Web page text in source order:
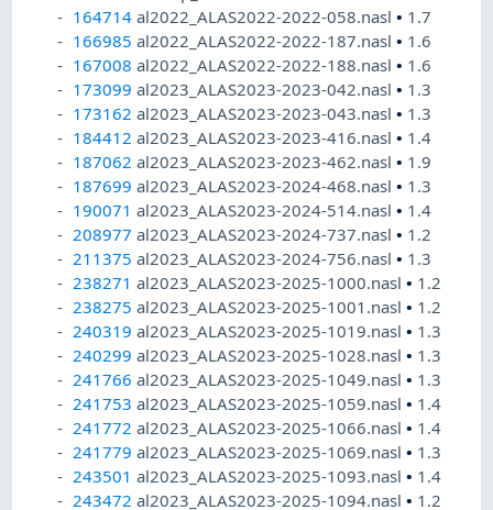
164714 al2022_ALAS2022-2022-058.nasl• 1.7
166985 al2022_ALAS2022-2022-187.nasl• 1.6
167008 al2022_ALAS2022-2022-188.nasl• 1.6
173099 al2023_ALAS2023-2023-042.nasl• 1.3
173162 al2023_ALAS2023-2023-043.nasl• 1.3
184412 al2023_ALAS2023-2023-416.nasl• 1.4
187062 al2023_ALAS2023-2023-462.nasl• 1.9
187699 al2023_ALAS2023-2024-468.nasl• 1.3
190071 al2023_ALAS2023-2024-514.nasl• 1.4
208977 al2023_ALAS2023-2024-737.nasl• 1.2
211375 al2023_ALAS2023-2024-756.nasl• 1.3
238271 al2023_ALAS2023-2025-1000.nasl• 1.2
238275 al2023_ALAS2023-2025-1001.nasl• 1.2
240319 al2023_ALAS2023-2025-1019.nasl• 1.3
240299 al2023_ALAS2023-2025-1028.nasl• 1.3
241766 al2023_ALAS2023-2025-1049.nasl• 1.3
241753 al2023_ALAS2023-2025-1059.nasl• 1.4
241772 al2023_ALAS2023-2025-1066.nasl• 1.4
241779 al2023_ALAS2023-2025-1069.nasl• 1.3
243501 al2023_ALAS2023-2025-1093.nasl• 1.4
243472 al2023_ALAS2023-2025-1094.nasl• 1.2